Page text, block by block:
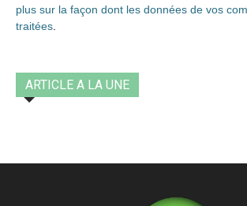
plus sur la façon dont les données de vos
traitées
ARTICLE A LA UNE